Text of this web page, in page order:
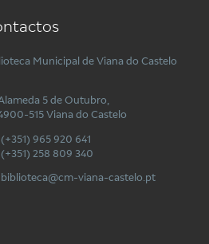
Municipal de Viana do Castelo
5 de Outubro,
515 Viana do Castelo
(+351) 965 920 641
(+351) 258 809 340
biblioteca@cm-viana-castelo.pt